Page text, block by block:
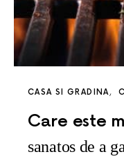
CASA SI GRADINA
Care este
sanatos de a